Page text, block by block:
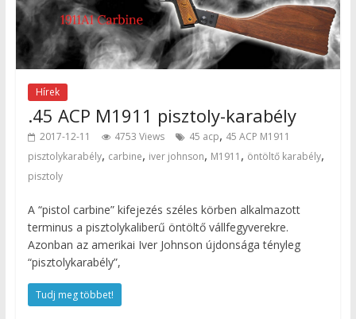
Hírek
.45 ACP M1911 pisztoly-karabély
2017-12-11 4753 Views 45 acp, 45 ACP M1911
pisztolykarabély, carbine, iver johnson, M1911 , öntöltő karabély,
pisztoly
A “pistol carbine” kifejezés széles körben alkalmazott
terminus a pisztolykaliberű öntöltő vállfegyverekre.
Azonban az amerikai Iver Johnson újdonsága tényleg
“pisztolykarabély”,
Tudj meg többet!